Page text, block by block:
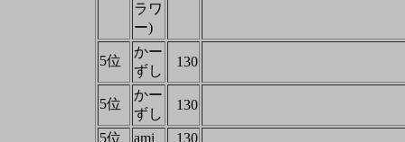
ラワ
ー)
5位
かー
ずし
130
5位
かー
ずし
130
5位 ami 130